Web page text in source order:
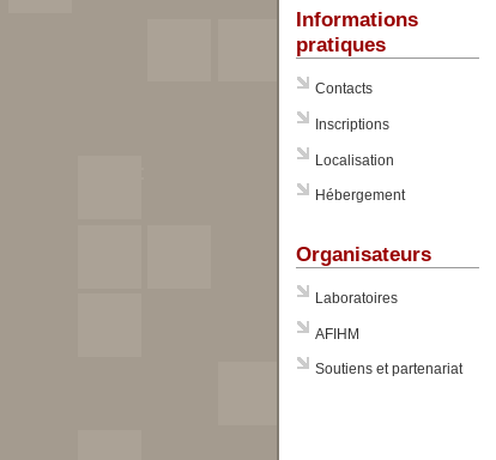
Informations
pratiques
Contacts
Inscriptions
Localisation
Hébergement
Organisateurs
Laboratoires
AFIHM
Soutiens et partenariat